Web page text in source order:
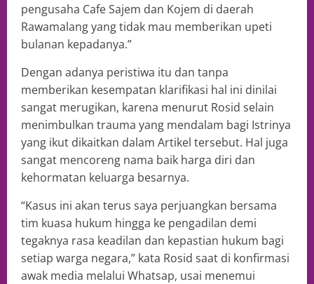
pengusaha Cafe Sajem dan Kojem di daerah
Rawamalang yang tidak mau memberikan upeti
bulanan kepadanya.”
Dengan adanya peristiwa itu dan tanpa
memberikan kesempatan klarifikasi hal ini dinilai
sangat merugikan, karena menurut Rosid selain
menimbulkan trauma yang mendalam bagi Istrinya
yang ikut dikaitkan dalam Artikel tersebut. Hal juga
sangat mencoreng nama baik harga diri dan
kehormatan keluarga besarnya.
“Kasus ini akan terus saya perjuangkan bersama
tim kuasa hukum hingga ke pengadilan demi
tegaknya rasa keadilan dan kepastian hukum bagi
setiap warga negara,” kata Rosid saat di konfirmasi
awak media melalui Whatsap, usai menemui